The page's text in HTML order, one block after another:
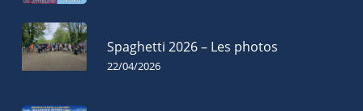
Spaghetti 2026 – Les photos
22/04/2026